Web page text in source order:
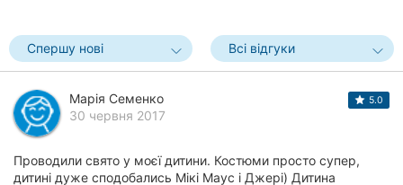
Херсон
Полтава
Чернігів
Спершу нові Всі відгуки
Марія Семенко
30 червня 2017
5.0
Проводили свято у моєї дитини. Костюми просто супер,
дитині дуже сподобались Мікі Маус і Джері) Дитина